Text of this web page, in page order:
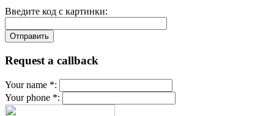
Введите код с картинки:
Request a callback
Your name *:
Your phone *: